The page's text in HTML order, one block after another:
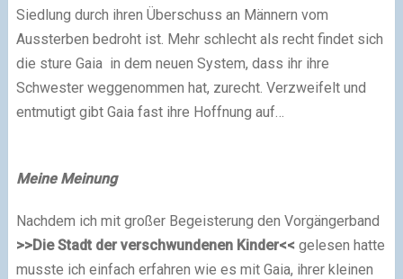
Siedlung durch ihren Überschuss an Männern vom
Aussterben bedroht ist. Mehr schlecht als recht findet sich
die sture Gaia in dem neuen System, dass ihr ihre
Schwester weggenommen hat, zurecht. Verzweifelt und
entmutigt gibt Gaia fast ihre Hoffnung auf…
Meine Meinung
Nachdem ich mit großer Begeisterung den Vorgängerband
>>Die Stadt der verschwundenen Kinder<< gelesen hatte
musste ich einfach erfahren wie es mit Gaia, ihrer kleinen